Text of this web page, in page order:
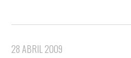
28 ABRIL 2009